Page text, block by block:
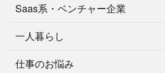
Saas系・ベンチャー企業
一人暮らし
仕事のお悩み